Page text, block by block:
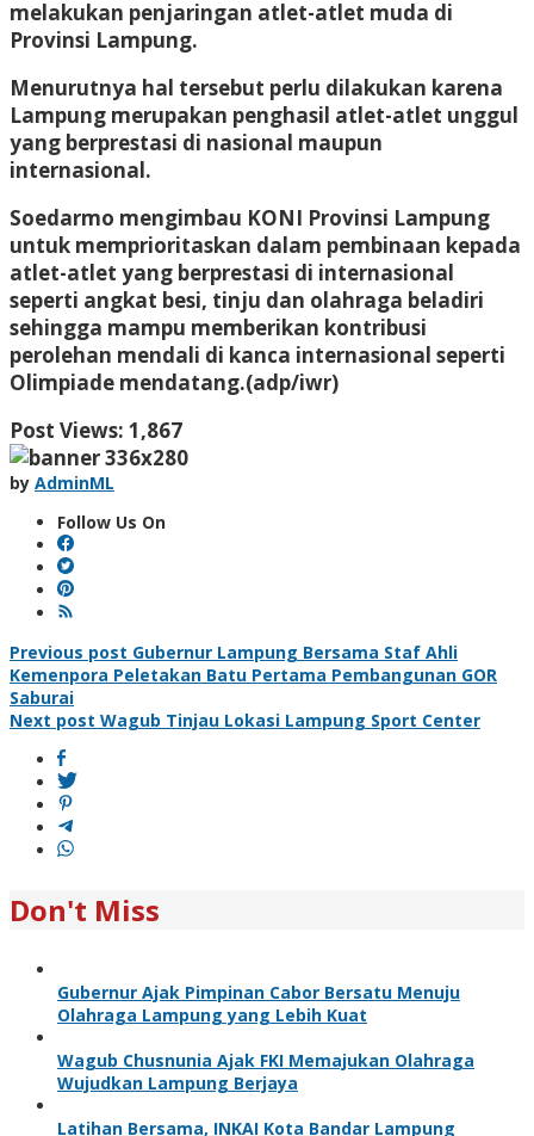
melakukan penjaringan atlet-atlet muda di
Provinsi Lampung.
Menurutnya hal tersebut perlu dilakukan karena
Lampung merupakan penghasil atlet-atlet unggul
yang berprestasi di nasional maupun
internasional.
Soedarmo mengimbau KONI Provinsi Lampung
untuk memprioritaskan dalam pembinaan kepada
atlet-atlet yang berprestasi di internasional
seperti angkat besi, tinju dan olahraga beladiri
sehingga mampu memberikan kontribusi
perolehan mendali di kanca internasional seperti
Olimpiade mendatang.(adp/iwr)
Post Views: 1,867
by AdminML
Follow Us On
Post
navigation
Previous post Gubernur Lampung Bersama Staf Ahli
Kemenpora Peletakan Batu Pertama Pembangunan GOR
Saburai
Next post Wagub Tinjau Lokasi Lampung Sport Center
Don't Miss
Gubernur Ajak Pimpinan Cabor Bersatu Menuju
Olahraga Lampung yang Lebih Kuat
Wagub Chusnunia Ajak FKI Memajukan Olahraga
Wujudkan Lampung Berjaya
Latihan Bersama, INKAI Kota Bandar Lampung